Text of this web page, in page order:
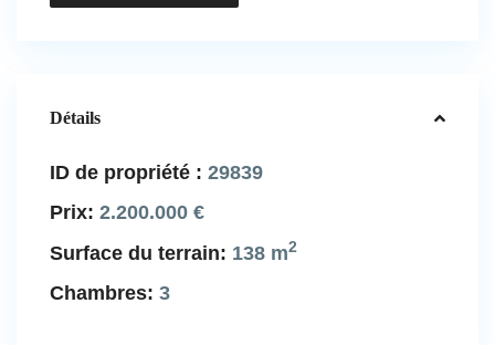
Détails
ID de propriété : 29839
Prix: 2.200.000 €
Surface du terrain: 138 m2
Chambres: 3